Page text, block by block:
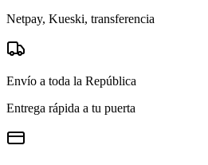
Netpay, Kueski, transferencia
Envío a toda la República
Entrega rápida a tu puerta